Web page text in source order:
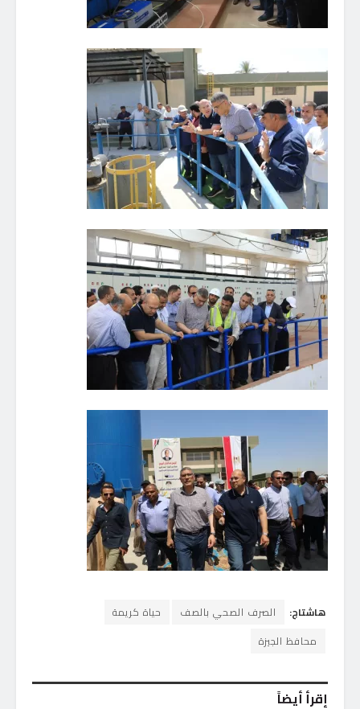
هاشتاج: الصرف الصحي بالصف
حياة كريمة
محافظ الجيزة
إقرأ أيضاً